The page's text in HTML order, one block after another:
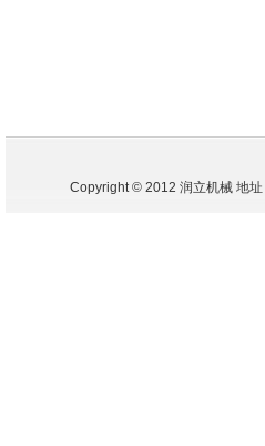
Copyright© 2012 润立机械 地